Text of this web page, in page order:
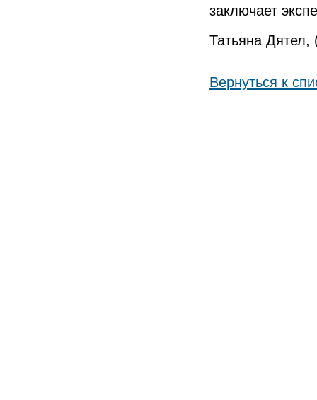
заключает
Татьяна Дятел,
Вернуться к